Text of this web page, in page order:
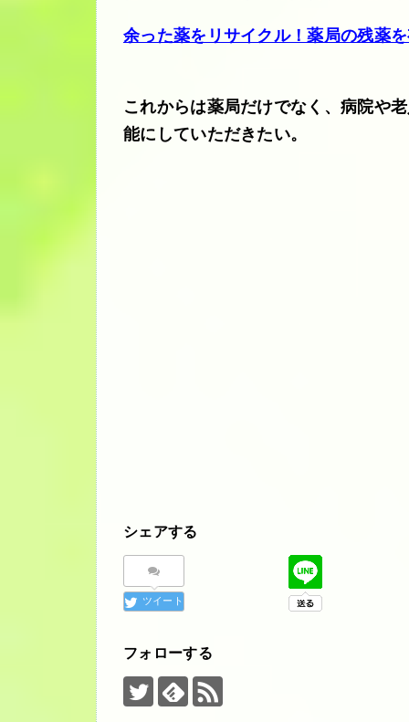
余った薬をリサイクル！薬局の残薬
これからは薬局だけでなく、病院や
能にしていただきたい。
シェアする
ツイート
フォローする